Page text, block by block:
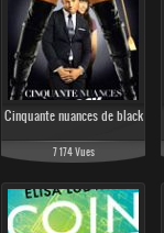
Cinquante nuances de black
7 174 Vues